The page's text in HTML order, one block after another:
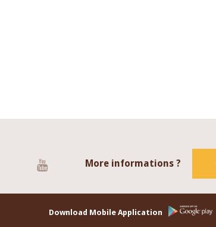
More informations ?
Download Mobile Application